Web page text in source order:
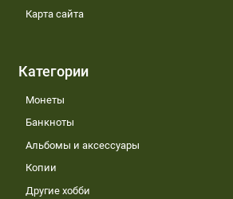
Карта сайта
Категории
Монеты
Банкноты
Альбомы и аксессуары
Копии
Другие хобби